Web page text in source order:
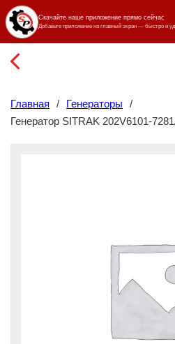
Главная / Генераторы
/
Генератор SITRAK 202V6101-